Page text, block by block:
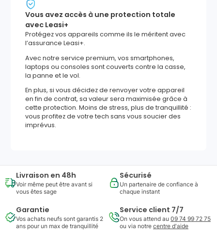
Vous avez accès à une protection totale
avec Leasi+
Protégez vos appareils comme ils le méritent avec
l’assurance Leasi+.
Avec notre service premium, vos smartphones,
laptops ou consoles sont couverts contre la casse,
la panne et le vol.
En plus, si vous décidez de renvoyer votre appareil
en fin de contrat, sa valeur sera maximisée grâce à
cette protection. Moins de stress, plus de tranquillité :
vous profitez de votre tech sans vous soucier des
imprévus.
Livraison en 48h
Voir même peut être avant si
vous êtes sage
Sécurisé
Un partenaire de confiance à
chaque instant
Garantie
Vos achats neufs sont garantis 2
ans pour un max de tranquillité
Service client 7/7
On vous attend au 09 74 99 72 75
ou via notre centre d'aide